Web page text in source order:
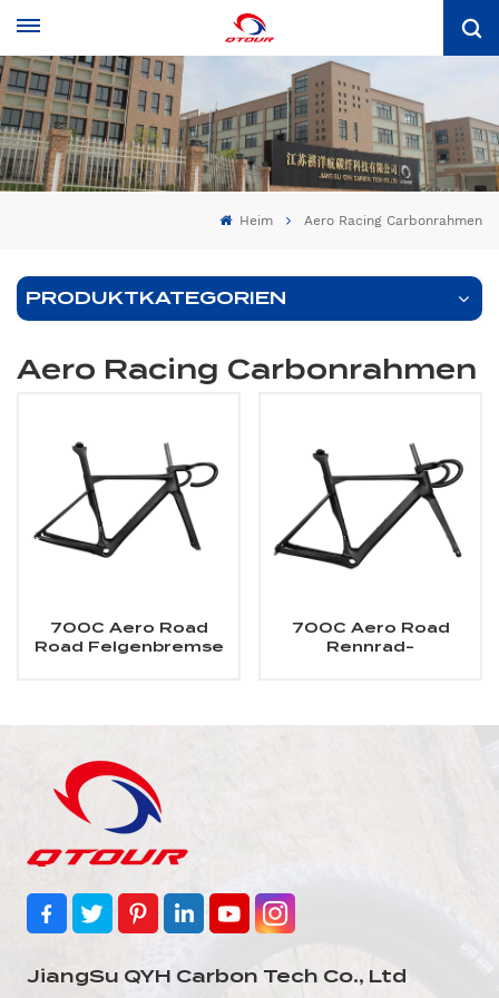
Heim Aero Racing Carbonrahmen
PRODUKTKATEGORIEN
Aero Racing Carbonrahmen
700C Aero Road
Road Felgenbremse
700C Aero Road
Rennrad-
JiangSu QYH Carbon Tech Co., Ltd